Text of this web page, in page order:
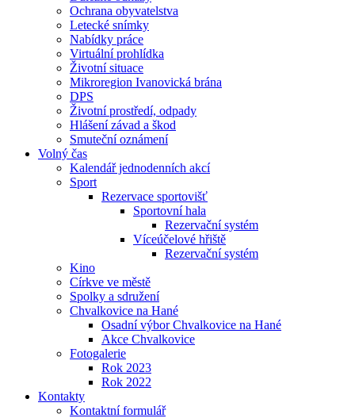
Ochrana obyvatelstva
Letecké snímky
Nabídky práce
Virtuální prohlídka
Životní situace
Mikroregion Ivanovická brána
DPS
Životní prostředí, odpady
Hlášení závad a škod
Smuteční oznámení
Volný čas
Kalendář jednodenních akcí
Sport
Rezervace sportovišť
Sportovní hala
Rezervační systém
Víceúčelové hřiště
Rezervační systém
Kino
Církve ve městě
Spolky a sdružení
Chvalkovice na Hané
Osadní výbor Chvalkovice na Hané
Akce Chvalkovice
Fotogalerie
Rok 2023
Rok 2022
Kontakty
Kontaktní formulář